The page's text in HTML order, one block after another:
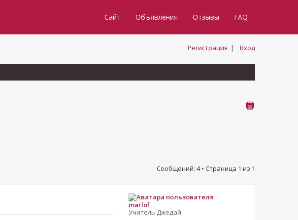
Сайт Объявления Отзывы FAQ
Регистрация | Вход
Сообщений: 4 • Страница 1 из 1
marlof
Учитель Джедай